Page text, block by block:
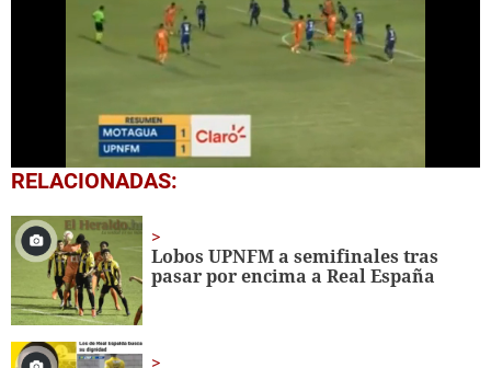
0
seconds
2
minutes,
21
seconds
RELACIONADAS:
Lobos UPNFM a semifinales tras
pasar por encima a Real España